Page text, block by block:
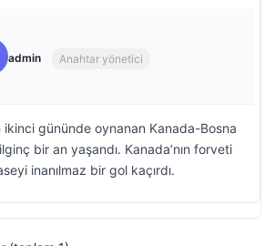
admin Anahtar yönetici
ikinci gününde oynanan Kanada-Bosna
bir an yaşandı. Kanada’nın forveti
inanılmaz bir gol kaçırdı.